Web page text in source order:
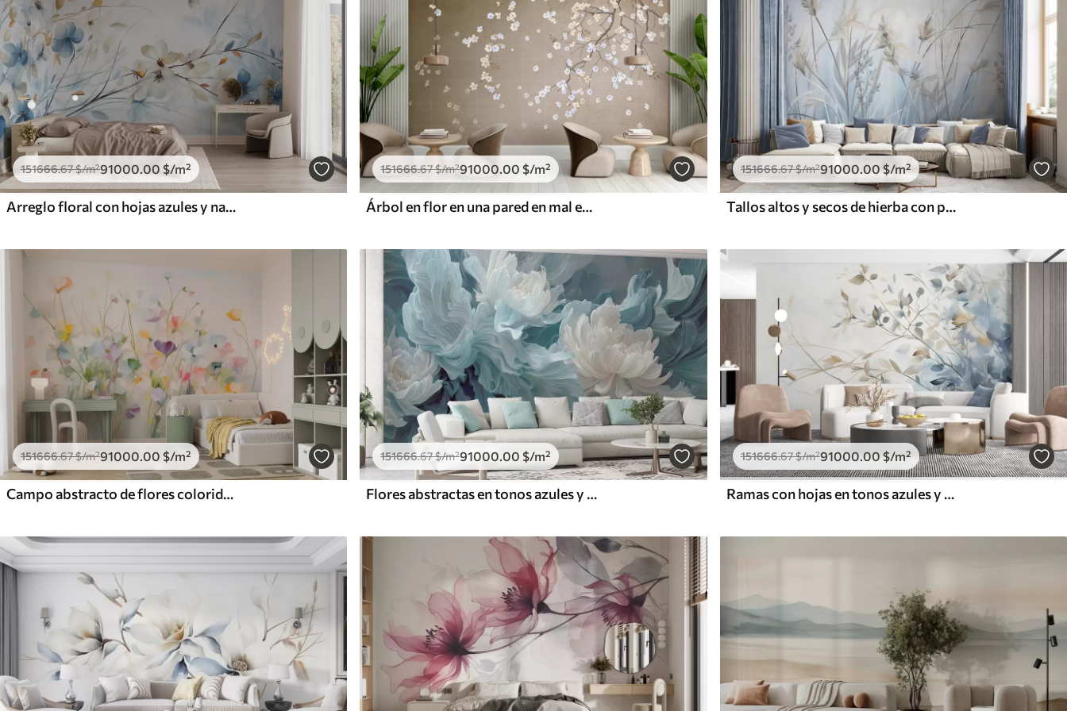
151666.67$/m²91000.00 $/m²
Arreglo floral con hojas azules y naranjas y flores blancas, pétalos delicados, ramas finas, colores suaves, efecto acuarela
151666.67$/m²91000.00 $/m²
Árbol en flor en una pared en mal estado
151666.67$/m²91000.00 $/m²
Tallos altos y secos de hierba con puntas plumosas en tonos apagados, fondo azul y blanco suave y difuminado.
151666.67$/m²91000.00 $/m²
Campo abstracto de flores coloridas con tallos largos y hojas verdes, texturizado, colores pastel y claros
151666.67$/m²91000.00 $/m²
Flores abstractas en tonos azules y turquesas
151666.67$/m²91000.00 $/m²
Ramas con hojas en tonos azules y marrones, fondo claro, suave y delicado, estilo acuarela